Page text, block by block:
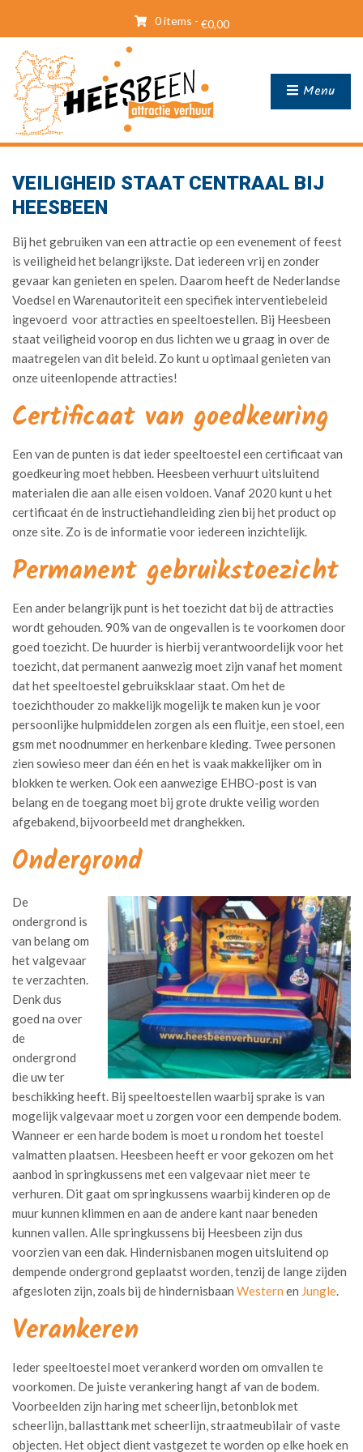
0 items - €0,00
Menu
VEILIGHEID STAAT CENTRAAL BIJ
HEESBEEN
Bij het gebruiken van een attractie op een evenement of feest
is veiligheid het belangrijkste. Dat iedereen vrij en zonder
gevaar kan genieten en spelen. Daarom heeft de Nederlandse
Voedsel en Warenautoriteit een specifiek interventiebeleid
ingevoerd voor attracties en speeltoestellen. Bij Heesbeen
staat veiligheid voorop en dus lichten we u graag in over de
maatregelen van dit beleid. Zo kunt u optimaal genieten van
onze uiteenlopende attracties!
Certificaat van goedkeuring
Een van de punten is dat ieder speeltoestel een certificaat van
goedkeuring moet hebben. Heesbeen verhuurt uitsluitend
materialen die aan alle eisen voldoen. Vanaf 2020 kunt u het
certificaat én de instructiehandleiding zien bij het product op
onze site. Zo is de informatie voor iedereen inzichtelijk.
Permanent gebruikstoezicht
Een ander belangrijk punt is het toezicht dat bij de attracties
wordt gehouden. 90% van de ongevallen is te voorkomen door
goed toezicht. De huurder is hierbij verantwoordelijk voor het
toezicht, dat permanent aanwezig moet zijn vanaf het moment
dat het speeltoestel gebruiksklaar staat. Om het de
toezichthouder zo makkelijk mogelijk te maken kun je voor
persoonlijke hulpmiddelen zorgen als een fluitje, een stoel, een
gsm met noodnummer en herkenbare kleding. Twee personen
zien sowieso meer dan één en het is vaak makkelijker om in
blokken te werken. Ook een aanwezige EHBO-post is van
belang en de toegang moet bij grote drukte veilig worden
afgebakend, bijvoorbeeld met dranghekken.
Ondergrond
De
ondergrond is
van belang om
het valgevaar
te verzachten.
Denk dus
goed na over
de
ondergrond
die uw ter
beschikking heeft. Bij speeltoestellen waarbij sprake is van
mogelijk valgevaar moet u zorgen voor een dempende bodem.
Wanneer er een harde bodem is moet u rondom het toestel
valmatten plaatsen. Heesbeen heeft er voor gekozen om het
aanbod in springkussens met een valgevaar niet meer te
verhuren. Dit gaat om springkussens waarbij kinderen op de
muur kunnen klimmen en aan de andere kant naar beneden
kunnen vallen. Alle springkussens bij Heesbeen zijn dus
voorzien van een dak. Hindernisbanen mogen uitsluitend op
dempende ondergrond geplaatst worden, tenzij de lange zijden
afgesloten zijn, zoals bij de hindernisbaan Western en Jungle.
Verankeren
Ieder speeltoestel moet verankerd worden om omvallen te
voorkomen. De juiste verankering hangt af van de bodem.
Voorbeelden zijn haring met scheerlijn, betonblok met
scheerlijn, ballasttank met scheerlijn, straatmeubilair of vaste
objecten. Het object dient vastgezet te worden op elke hoek en